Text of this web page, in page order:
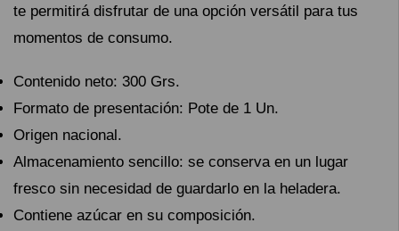
te permitirá disfrutar de una opción versátil para tus
momentos de consumo.
Contenido neto: 300 Grs.
Formato de presentación: Pote de 1 Un.
Origen nacional.
Almacenamiento sencillo: se conserva en un lugar
fresco sin necesidad de guardarlo en la heladera.
Contiene azúcar en su composición.